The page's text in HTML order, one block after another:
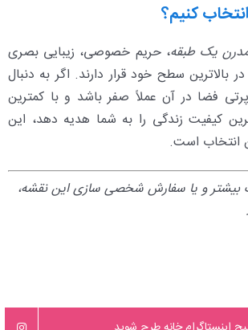
کنیم؟
یک‌ طبقه، حریم خصوصی، زیبایی بصری
بالاترین سطح خود قرار دارند. اگر به دنبال
فضا در آن عملاً صفر باشد و با کمترین
کیفیت زندگی را به شما هدیه دهد، این
بیشتر و یا سفارش شخصی‌ سازی این نقشه،